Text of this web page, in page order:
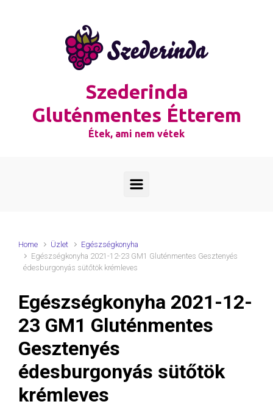
Szederinda
Gluténmentes Étterem
Étek, ami nem vétek
Home Üzlet
Egészségkonyha
Egészségkonyha 2021-12-23 GM1 Gluténmentes Gesztenyés
édesburgonyás sütőtök krémleves
Egészségkonyha 2021-12-
23 GM1 Gluténmentes
Gesztenyés
édesburgonyás sütőtök
krémleves